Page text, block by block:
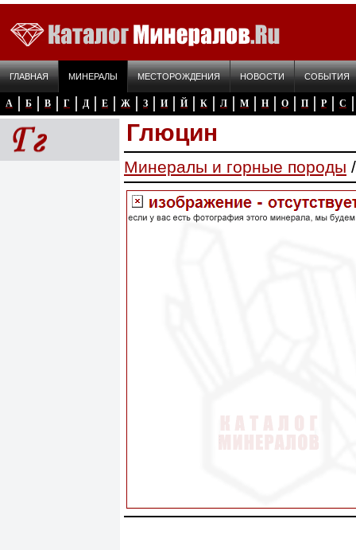
ГЛАВНАЯ МИНЕРАЛЫ МЕСТОРОЖДЕНИЯ НОВОСТИ СОБЫТИЯ
А Б В Г Д Е Ж З И Й К Л М Н О П Р С
Глюцин
Минералы и горные породы